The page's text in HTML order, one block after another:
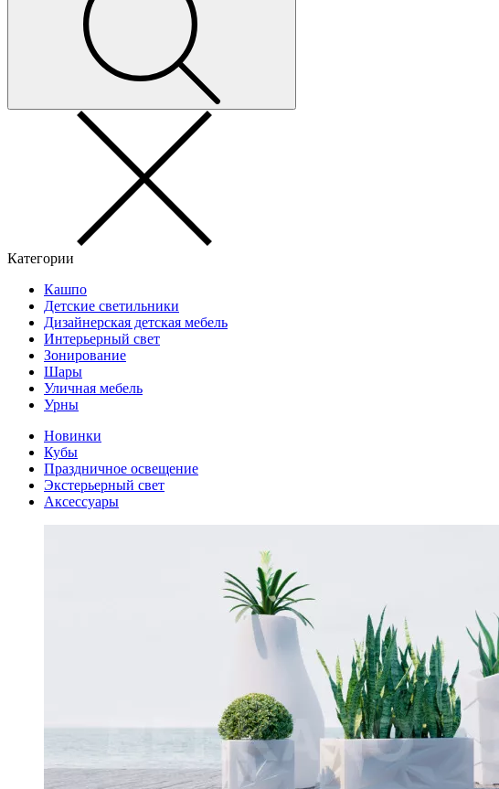
Категории
Кашпо
Детские светильники
Дизайнерская детская мебель
Интерьерный свет
Зонирование
Шары
Уличная мебель
Урны
Новинки
Кубы
Праздничное освещение
Экстерьерный свет
Аксессуары